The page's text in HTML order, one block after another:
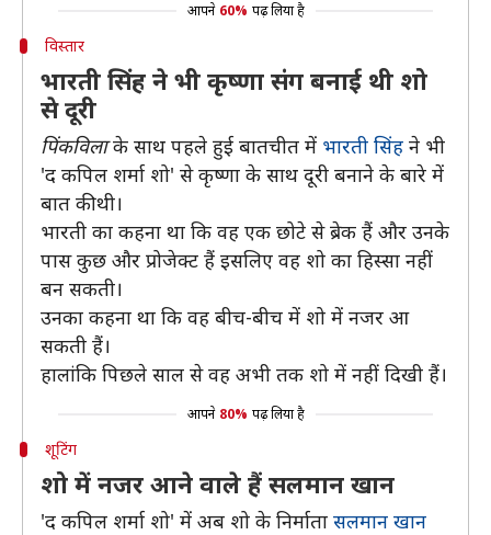
आपने 60% पढ़ लिया है
विस्तार
भारती सिंह ने भी कृष्णा संग बनाई थी शो
से दूरी
पिंकविलाके साथ पहले हुई बातचीत में भारती सिंह ने भी
'द कपिल शर्मा शो' से कृष्णा के साथ दूरी बनाने के बारे में
बात की थी।
भारती का कहना था कि वह एक छोटे से ब्रेक हैं और उनके
पास कुछ और प्रोजेक्ट हैं इसलिए वह शो का हिस्सा नहीं
बन सकती।
उनका कहना था कि वह बीच-बीच में शो में नजर आ
सकती हैं।
हालांकि पिछले साल से वह अभी तक शो में नहीं दिखी हैं।
आपने 80% पढ़ लिया है
शूटिंग
शो में नजर आने वाले हैं सलमान खान
'द कपिल शर्मा शो' में अब शो के निर्माता सलमान खान